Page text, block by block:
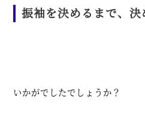
振袖を決めるまで、
いかがでしたでしょうか？